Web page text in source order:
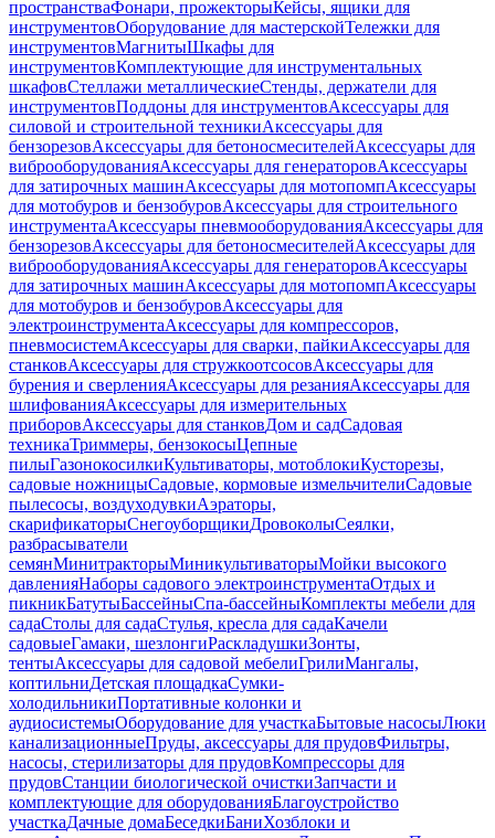
пространстваФонари, прожекторыКейсы, ящики для
инструментовОборудование для мастерскойТележки для
инструментовМагнитыШкафы для
инструментовКомплектующие для инструментальных
шкафовСтеллажи металлическиеСтенды, держатели для
инструментовПоддоны для инструментовАксессуары для
силовой и строительной техникиАксессуары для
бензорезовАксессуары для бетоносмесителейАксессуары для
виброоборудованияАксессуары для генераторовАксессуары
для затирочных машинАксессуары для мотопомпАксессуары
для мотобуров и бензобуровАксессуары для строительного
инструментаАксессуары пневмооборудованияАксессуары для
бензорезовАксессуары для бетоносмесителейАксессуары для
виброоборудованияАксессуары для генераторовАксессуары
для затирочных машинАксессуары для мотопомпАксессуары
для мотобуров и бензобуровАксессуары для
электроинструментаАксессуары для компрессоров,
пневмосистемАксессуары для сварки, пайкиАксессуары для
станковАксессуары для стружкоотсосовАксессуары для
бурения и сверленияАксессуары для резанияАксессуары для
шлифованияАксессуары для измерительных
приборовАксессуары для станковДом и садСадовая
техникаТриммеры, бензокосыЦепные
пилыГазонокосилкиКультиваторы, мотоблокиКусторезы,
садовые ножницыСадовые, кормовые измельчителиСадовые
пылесосы, воздуходувкиАэраторы,
скарификаторыСнегоуборщикиДровоколыСеялки,
разбрасыватели
семянМинитракторыМиникультиваторыМойки высокого
давленияНаборы садового электроинструментаОтдых и
пикникБатутыБассейныСпа-бассейныКомплекты мебели для
садаСтолы для садаСтулья, кресла для садаКачели
садовыеГамаки, шезлонгиРаскладушкиЗонты,
тентыАксессуары для садовой мебелиГрилиМангалы,
коптильниДетская площадкаСумки-
холодильникиПортативные колонки и
аудиосистемыОборудование для участкаБытовые насосыЛюки
канализационныеПруды, аксессуары для прудовФильтры,
насосы, стерилизаторы для прудовКомпрессоры для
прудовСтанции биологической очисткиЗапчасти и
комплектующие для оборудованияБлагоустройство
участкаДачные домаБеседкиБаниХозблоки и